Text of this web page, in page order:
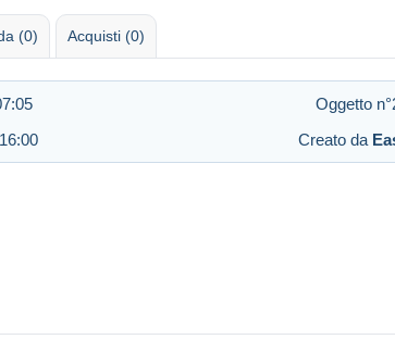
(0) Acquisti (0)
Oggetto
Creato da